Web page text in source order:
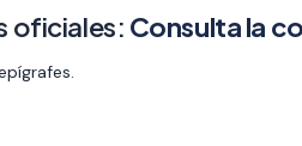
oficiales: Consulta la